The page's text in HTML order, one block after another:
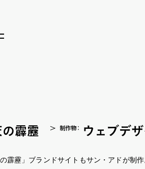
霹靂 制作物： ウェブデ
の霹靂」ブランドサイトもサン・アドが制